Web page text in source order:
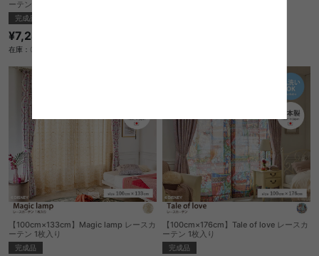
ーテン 1枚入り
完成品
¥7,240
在庫：〇
【100cm×133cm】Magic lamp レースカ
ーテン 1枚入り
完成品
【100cm×176cm】Tale of love レースカ
ーテン 1枚入り
完成品